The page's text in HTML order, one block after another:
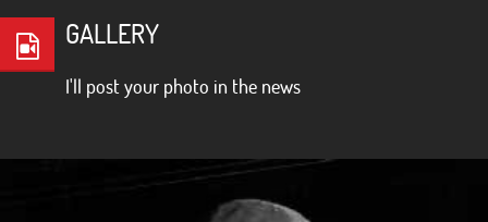
GALLERY
I'll post your photo in the news